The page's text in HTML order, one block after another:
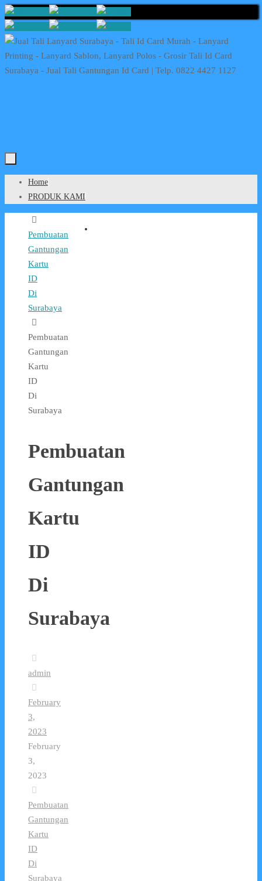
Skip
to
content
Skip
Home
PRODUK KAMI
Home
Pembuatan
Gantungan
Kartu
ID
Di
Surabaya
Pembuatan
Gantungan
Kartu
ID
Di
Surabaya
Pembuatan
Gantungan
Kartu
ID
Di
Surabaya
admin
February
3,
2023
February
3,
2023
Pembuatan
Gantungan
Kartu
ID
Di
Surabaya